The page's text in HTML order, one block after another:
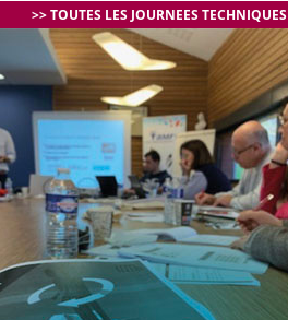
>> TOUTES LES JOURNEES TECHNIQUES